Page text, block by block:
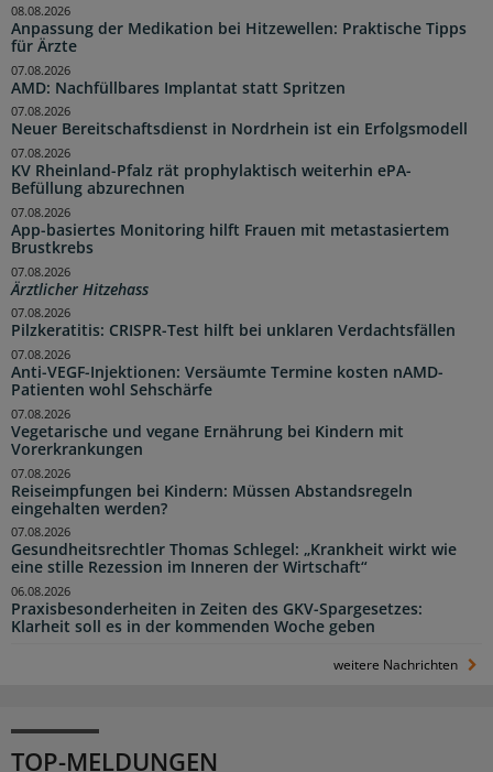
Anpassung der Medikation bei Hitzewellen: Praktische Tipps
für Ärzte
08.08.2026
AMD: Nachfüllbares Implantat statt Spritzen
07.08.2026
Neuer Bereitschaftsdienst in Nordrhein ist ein Erfolgsmodell
07.08.2026
KV Rheinland-Pfalz rät prophylaktisch weiterhin ePA-
Befüllung abzurechnen
07.08.2026
App-basiertes Monitoring hilft Frauen mit metastasiertem
Brustkrebs
07.08.2026
Ärztlicher Hitzehass
07.08.2026
Pilzkeratitis: CRISPR-Test hilft bei unklaren Verdachtsfällen
07.08.2026
Anti-VEGF-Injektionen: Versäumte Termine kosten nAMD-
Patienten wohl Sehschärfe
07.08.2026
Vegetarische und vegane Ernährung bei Kindern mit
Vorerkrankungen
07.08.2026
Reiseimpfungen bei Kindern: Müssen Abstandsregeln
eingehalten werden?
07.08.2026
Gesundheitsrechtler Thomas Schlegel: „Krankheit wirkt wie
eine stille Rezession im Inneren der Wirtschaft“
07.08.2026
Praxisbesonderheiten in Zeiten des GKV-Spargesetzes:
Klarheit soll es in der kommenden Woche geben
06.08.2026
weitere Nachrichten
TOP-MELDUNGEN